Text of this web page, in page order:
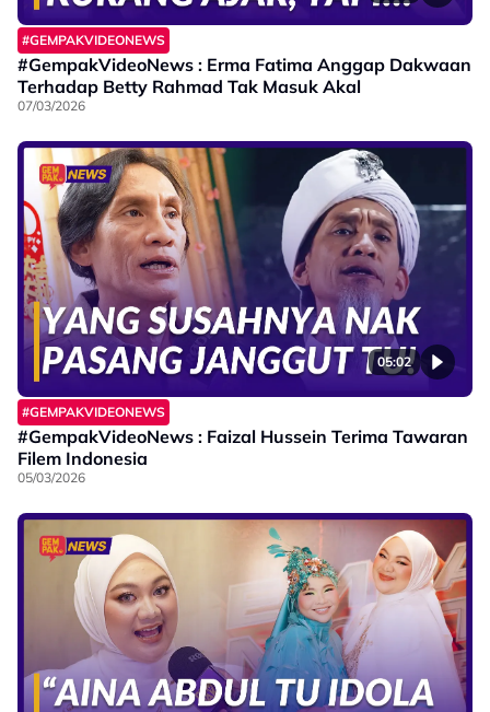
#GEMPAKVIDEONEWS
#GempakVideoNews : Erma Fatima Anggap Dakwaan
Terhadap Betty Rahmad Tak Masuk Akal
07/03/2026
05:02
#GEMPAKVIDEONEWS
#GempakVideoNews : Faizal Hussein Terima Tawaran
Filem Indonesia
05/03/2026